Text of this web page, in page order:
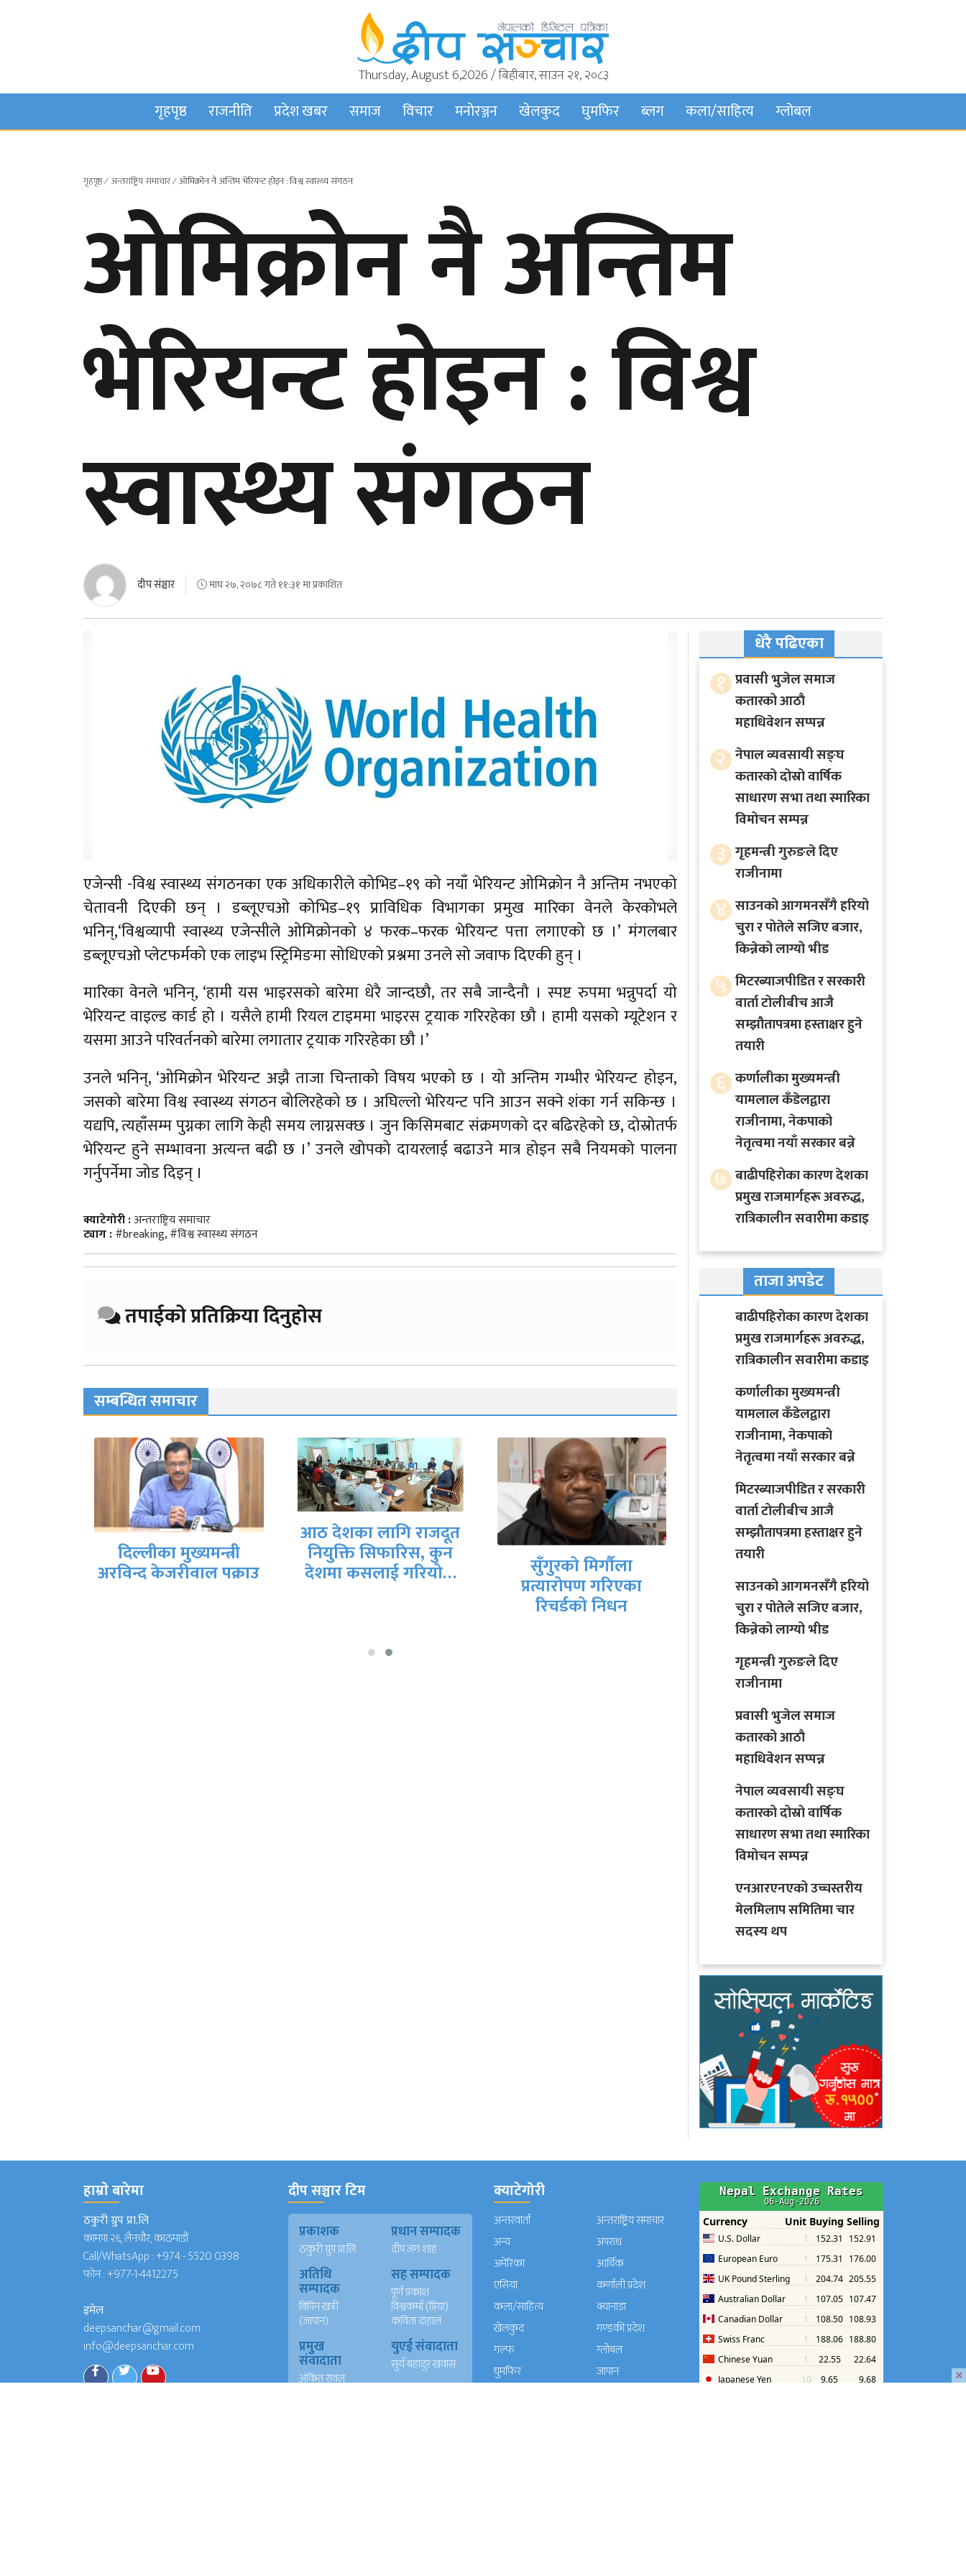
Thursday, August 6,2026 / बिहीबार, साउन २१, २०८३
गृहपृष्ठ राजनीति प्रदेश खबर समाज विचार मनाेरञ्जन खेलकुद घुमफिर ब्लग कला/साहित्य ग्लोबल
गृहपृष्ठ∕अन्तराष्ट्रिय समाचार∕ओमिक्रोन नै अन्तिम भेरियन्ट होइन : विश्व स्वास्थ्य संगठन
ओमिक्रोन नै अन्तिम
भेरियन्ट होइन : विश्व
स्वास्थ्य संगठन
दीप संञ्चार माघ २७, २०७८ गते ११:३१ मा प्रकाशित
एजेन्सी -विश्व स्वास्थ्य संगठनका एक अधिकारीले कोभिड–१९ को नयाँ भेरियन्ट ओमिक्रोन नै अन्तिम नभएको
चेतावनी दिएकी छन् । डब्लूएचओ कोभिड–१९ प्राविधिक विभागका प्रमुख मारिका वेनले केरकोभले
भनिन्,‘विश्वव्यापी स्वास्थ्य एजेन्सीले ओमिक्रोनको ४ फरक–फरक भेरियन्ट पत्ता लगाएको छ ।’ मंगलबार
डब्लूएचओ प्लेटफर्मको एक लाइभ स्ट्रिमिङमा सोधिएको प्रश्नमा उनले सो जवाफ दिएकी हुन् ।
मारिका वेनले भनिन्, ‘हामी यस भाइरसको बारेमा धेरै जान्दछौ, तर सबै जान्दैनौ । स्पष्ट रुपमा भन्नुपर्दा यो
भेरियन्ट वाइल्ड कार्ड हो । यसैले हामी रियल टाइममा भाइरस ट्रयाक गरिरहेका छौ । हामी यसको म्यूटेशन र
यसमा आउने परिवर्तनको बारेमा लगातार ट्रयाक गरिरहेका छौ ।’
उनले भनिन्, ‘ओमिक्रोन भेरियन्ट अझै ताजा चिन्ताको विषय भएको छ । यो अन्तिम गम्भीर भेरियन्ट होइन,
जसको बारेमा विश्व स्वास्थ्य संगठन बोलिरहेको छ । अघिल्लो भेरियन्ट पनि आउन सक्ने शंका गर्न सकिन्छ ।
यद्यपि, त्यहाँसम्म पुग्नका लागि केही समय लाग्नसक्छ । जुन किसिमबाट संक्रमणको दर बढिरहेको छ, दोस्रोतर्फ
भेरियन्ट हुने सम्भावना अत्यन्त बढी छ ।’ उनले खोपको दायरलाई बढाउने मात्र होइन सबै नियमको पालना
गर्नुपर्नेमा जोड दिइन् ।
क्याटेगोरी :अन्तराष्ट्रिय समाचार
ट्याग :#breaking,#विश्व स्वास्थ्य संगठन
तपाईको प्रतिक्रिया दिनुहोस
सम्बन्धित समाचार
दिल्लीका मुख्यमन्त्री
अरविन्द केजरीवाल पक्राउ
आठ देशका लागि राजदूत
नियुक्ति सिफारिस, कुन
देशमा कसलाई गरियो… सुँगुरको मिर्गौला
प्रत्यारोपण गरिएका
रिचर्डको निधन
कंगनालाई दियो भाजपाले
लोकसभा चुनावको टिकट
धेरै पढिएका
१ प्रवासी भुजेल समाज
कतारको आठाै
महाधिवेशन सप्पन्न
२ नेपाल व्यवसायी सङ्घ
कतारको दोस्रो वार्षिक
साधारण सभा तथा स्मारिका
विमोचन सम्पन्न
३ गृहमन्त्री गुरुङले दिए
राजीनामा
४ साउनको आगमनसँगै हरियो
चुरा र पोतेले सजिए बजार,
किन्नेको लाग्यो भीड
५ मिटरब्याजपीडित र सरकारी
वार्ता टोलीबीच आजै
सम्झौतापत्रमा हस्ताक्षर हुने
तयारी
६ कर्णालीका मुख्यमन्त्री
यामलाल कँडेलद्वारा
राजीनामा, नेकपाको
नेतृत्वमा नयाँ सरकार बन्ने
७ बाढीपहिरोका कारण देशका
प्रमुख राजमार्गहरू अवरुद्ध,
रात्रिकालीन सवारीमा कडाइ
ताजा अपडेट
बाढीपहिरोका कारण देशका
प्रमुख राजमार्गहरू अवरुद्ध,
रात्रिकालीन सवारीमा कडाइ
कर्णालीका मुख्यमन्त्री
यामलाल कँडेलद्वारा
राजीनामा, नेकपाको
नेतृत्वमा नयाँ सरकार बन्ने
मिटरब्याजपीडित र सरकारी
वार्ता टोलीबीच आजै
सम्झौतापत्रमा हस्ताक्षर हुने
तयारी
साउनको आगमनसँगै हरियो
चुरा र पोतेले सजिए बजार,
किन्नेको लाग्यो भीड
गृहमन्त्री गुरुङले दिए
राजीनामा
प्रवासी भुजेल समाज
कतारको आठाै
महाधिवेशन सप्पन्न
नेपाल व्यवसायी सङ्घ
कतारको दोस्रो वार्षिक
साधारण सभा तथा स्मारिका
विमोचन सम्पन्न
एनआरएनएको उच्चस्तरीय
मेलमिलाप समितिमा चार
सदस्य थप
हाम्राे बारेमा
ठकुरी ग्रुप प्रा.लि
कामपा २६, लैनचौर, काठमाडौं
Call/WhatsApp :+974 - 5520 0398
फोन :+977-1-4412275
इमेल
deepsanchar@gmail.com
info@deepsanchar.com
दीप सञ्चार टिम
प्रकाशक
ठकुरी ग्रुप प्रा.लि
प्रधान सम्पादक
दीप जंग शाह
अतिथि
सम्पादक
विपिन खत्री
(जापान)
सह सम्पादक
पूर्ण प्रकाश
विश्वकर्मा (प्रिया)
कविता दाहाल
प्रमुख
संवादाता
अंकित रावल
युएई संवादाता
सुर्य बहादुर खवास
क्याटेगोरी
अन्तरवार्ता
अन्तराष्ट्रिय समाचार
अन्य
अपराध
अमेरिका
आर्थिक
एसिया
कर्णाली प्रदेश
कला/साहित्य
क्यानाडा
खेलकुद
गण्डकी प्रदेश
गल्फ
ग्लोबल
घुमफिर
जापान
×